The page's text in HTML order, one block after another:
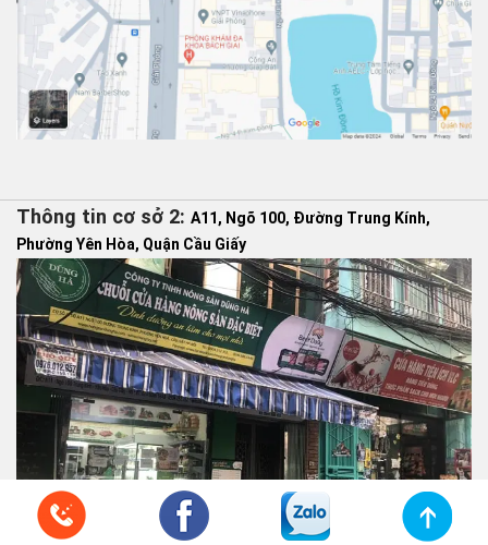
Thông tin cơ sở 2: A11, Ngõ 100, Đường Trung Kính,
Phường Yên Hòa, Quận Cầu Giấy